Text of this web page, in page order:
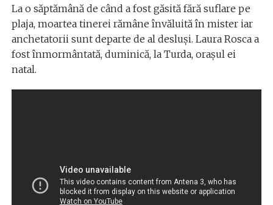
La o săptămână de când a fost găsită fără suflare pe
plaja, moartea tinerei rămâne învăluită în mister iar
anchetatorii sunt departe de al desluși. Laura Rosca a
fost înmormântată, duminică, la Turda, orașul ei
natal.